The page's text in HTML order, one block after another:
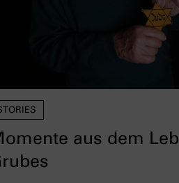
aus dem